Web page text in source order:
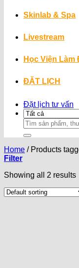
Skinlab & Spa
Livestream
Học Viện Làm
ĐẶT LỊCH
Đặt lịch tư vấn
Search
for:
Home /Products
Filter
Showing all 2 results